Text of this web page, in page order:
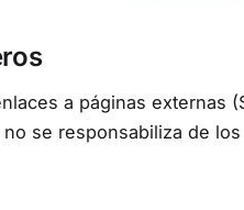
a páginas externas
se responsabiliza de